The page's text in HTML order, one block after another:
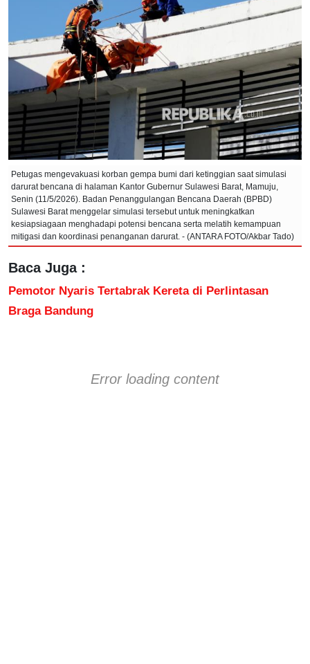
Petugas mengevakuasi korban gempa bumi dari ketinggian saat simulasi
darurat bencana di halaman Kantor Gubernur Sulawesi Barat, Mamuju,
Senin (11/5/2026). Badan Penanggulangan Bencana Daerah (BPBD)
Sulawesi Barat menggelar simulasi tersebut untuk meningkatkan
kesiapsiagaan menghadapi potensi bencana serta melatih kemampuan
mitigasi dan koordinasi penanganan darurat. - (ANTARA FOTO/Akbar Tado)
Baca Juga :
Pemotor Nyaris Tertabrak Kereta di Perlintasan
Braga Bandung
Error loading content